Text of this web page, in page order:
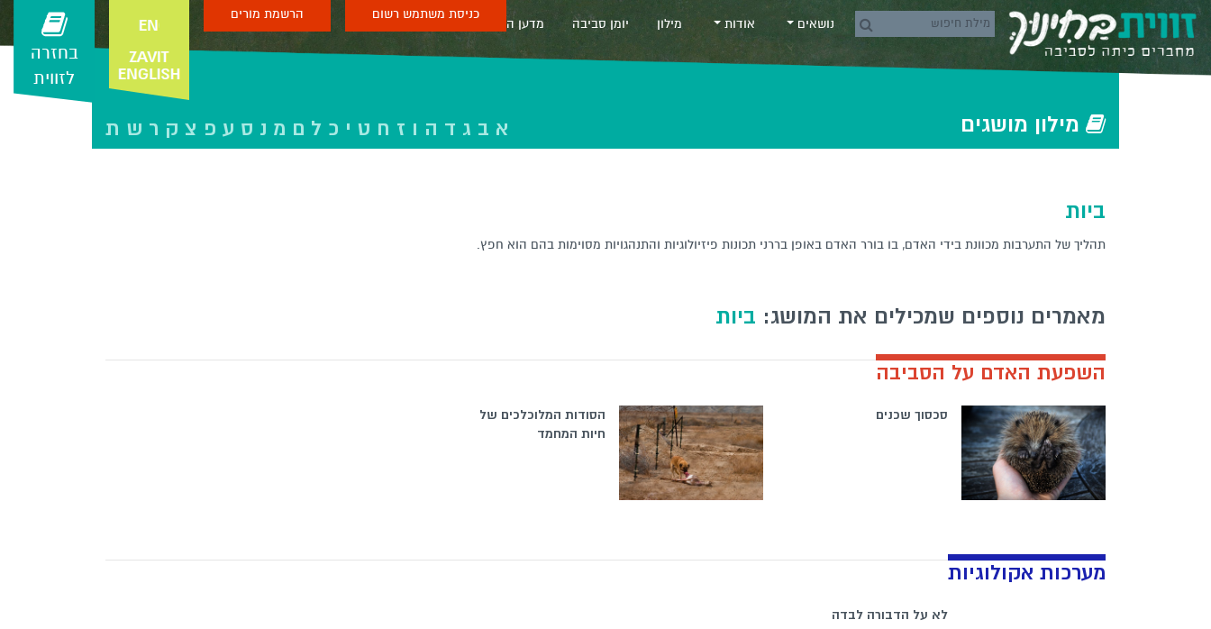
Skip to content
Search icons
נושאים אודות מילון יומן סביבה מדען החודש
בחזרה
לזווית
כניסת משתמש רשום הרשמת מורים
‫‫מילון‬ מושגים‬ א ב ג ד ה ו ז ח ט י כ ל ם מ נ ס ע פ צ ק ר ש ת
ביות
תהליך של התערבות מכוונת בידי האדם, בו בורר האדם באופן בררני תכונות פיזיולוגיות והתנהגויות מסוימות בהם הוא חפץ.
מאמרים נוספים שמכילים את המושג: ביות
השפעת האדם על הסביבה
סכסוך שכנים
הסודות המלוכלכים של
חיות המחמד
מערכות אקולוגיות
לא על הדבורה לבדה